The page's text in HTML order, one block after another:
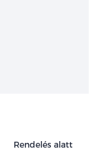
Rendelés alatt